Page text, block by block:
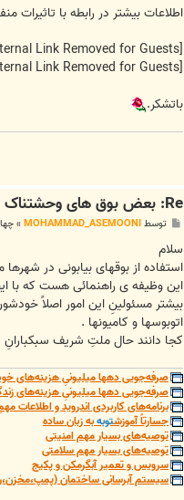
اطلاعات بیشتر در رابطه با تاثیرات
[External Link Removed for Guests]
[External Link Removed for Guests]
باتشکر.
Re: بعض بوق های وحشتناک کامیون ها در شهر بایست ممنوع شود
ت
توسطMOHAMMAD_ASEMOONI
»
سلام
استفاده از بوقهای بیابونی در
این وظیفه ی راهنمائی هست که با
اتوبوسها و کامیونها .
کجا دانند حال ملتِ شریف سبکبارانِ
صرفه‌جویی دهها میلیونیِ هزینه‌های
صرفه‌جویی دهها میلیونیِ هزینه‌های
برنامه‌های کاربردی اندروید و اطلاعات
جسارتاً آموزشتوبهبه زبان ساده
توصیه‌های بسیار مهم امنیتی
توصیه‌های بسیار مهم سلامتی
سرویس و تعمیر آبگرمکن و پکیج
سیستم آبرسانی ساختمان